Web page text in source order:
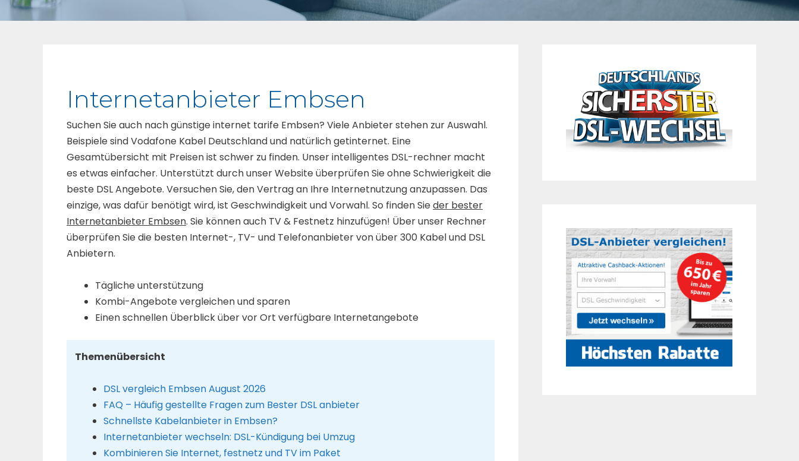
Internetanbieter Embsen
Suchen Sie auch nach günstige internet tarife Embsen? Viele Anbieter stehen zur Auswahl.
Beispiele sind Vodafone Kabel Deutschland und natürlich getinternet. Eine
Gesamtübersicht mit Preisen ist schwer zu finden. Unser intelligentes DSL-rechner macht
es etwas einfacher. Unterstützt durch unser Website überprüfen Sie ohne Schwierigkeit die
beste DSL Angebote. Versuchen Sie, den Vertrag an Ihre Internetnutzung anzupassen. Das
einzige, was dafür benötigt wird, ist Geschwindigkeit und Vorwahl. So finden Sieder bester
Internetanbieter Embsen. Sie können auch TV & Festnetz hinzufügen! Über unser Rechner
überprüfen Sie die besten Internet-, TV- und Telefonanbieter von über 300 Kabel und DSL
Anbietern.
Tägliche unterstützung
Kombi-Angebote vergleichen und sparen
Einen schnellen Überblick über vor Ort verfügbare Internetangebote
Themenübersicht
DSL vergleich Embsen August 2026
FAQ – Häufig gestellte Fragen zum Bester DSL anbieter
Schnellste Kabelanbieter in Embsen?
Internetanbieter wechseln: DSL-Kündigung bei Umzug
Kombinieren Sie Internet, festnetz und TV im Paket